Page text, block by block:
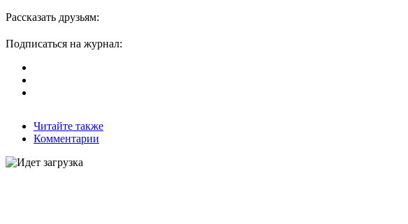
Рассказать друзьям:
Подписаться на журнал:
Читайте также
Комментарии